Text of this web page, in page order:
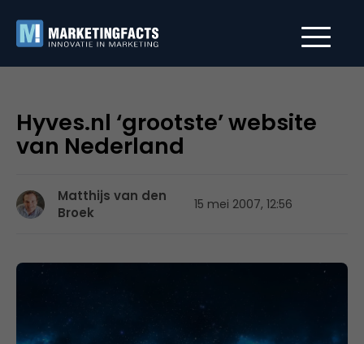
Hyves.nl ‘grootste’ website
van Nederland
Matthijs van den
Broek
15 mei 2007, 12:56